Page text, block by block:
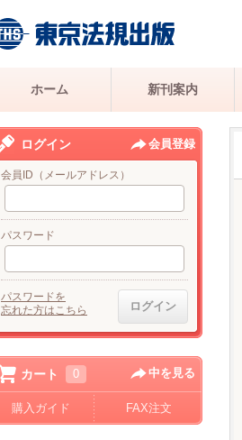
ホーム 新刊案内
ログイン 会員登録
会員ID（メールアドレス）
パスワード
パスワードを
忘れた方はこちら
カート 0 中を見る
購入ガイド FAX注文